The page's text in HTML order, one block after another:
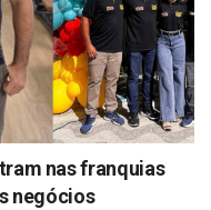
nas franquias
negócios